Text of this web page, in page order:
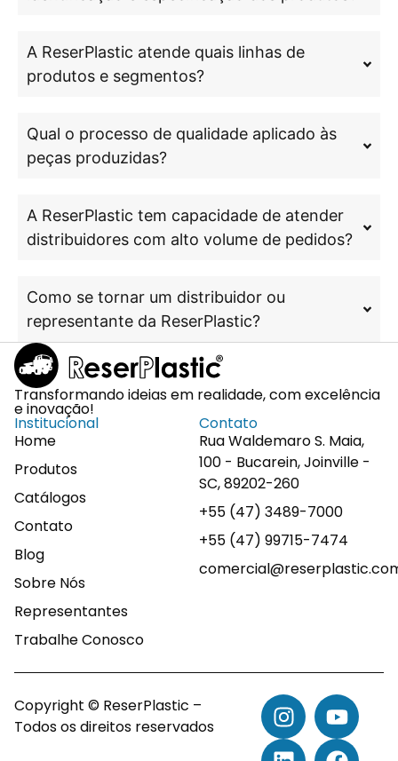
A ReserPlastic atende quais linhas de
produtos e segmentos?
Qual o processo de qualidade aplicado às
peças produzidas?
A ReserPlastic tem capacidade de atender
distribuidores com alto volume de pedidos?
Como se tornar um distribuidor ou
representante da ReserPlastic?
Transformando ideias em realidade, com excelência
e inovação!
Institucional
Home
Produtos
Catálogos
Contato
Blog
Sobre Nós
Representantes
Trabalhe Conosco
Contato
Rua Waldemaro S. Maia,
100 - Bucarein, Joinville -
SC, 89202-260
+55 (47) 3489-7000
+55 (47) 99715-7474
Copyright © ReserPlastic –
Todos os direitos reservados